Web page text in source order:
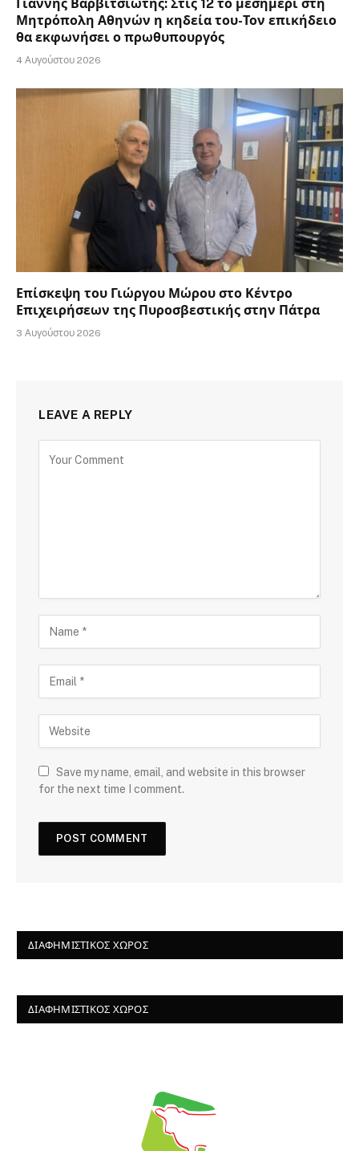
Γιάννης Βαρβιτσιώτης: Στις 12 το μεσημέρι στη
Μητρόπολη Αθηνών η κηδεία του-Τον επικήδειο
θα εκφωνήσει ο πρωθυπουργός
4 Αυγούστου 2026
Επίσκεψη του Γιώργου Μώρου στο Κέντρο
Επιχειρήσεων της Πυροσβεστικής στην Πάτρα
3 Αυγούστου 2026
LEAVE A REPLY
Save my name, email, and website in this browser
for the next time I comment.
ΔΙΑΦΗΜΙΣΤΙΚΌΣ ΧΏΡΟΣ
ΔΙΑΦΗΜΙΣΤΙΚΌΣ ΧΏΡΟΣ